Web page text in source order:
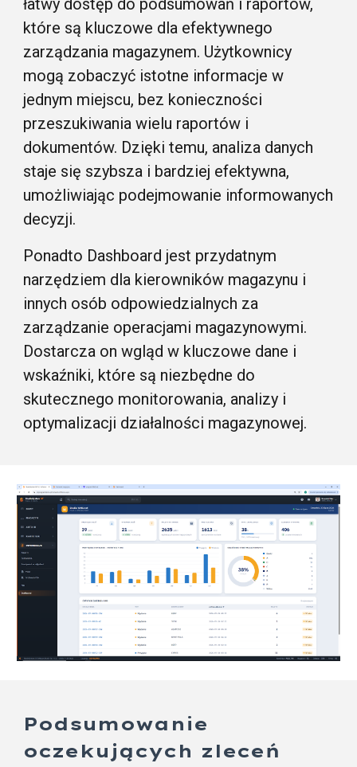
łatwy dostęp do podsumowań i raportów,
które są kluczowe dla efektywnego
zarządzania magazynem. Użytkownicy
mogą zobaczyć istotne informacje w
jednym miejscu, bez konieczności
przeszukiwania wielu raportów i
dokumentów. Dzięki temu, analiza danych
staje się szybsza i bardziej efektywna,
umożliwiając podejmowanie informowanych
decyzji.
Ponadto Dashboard jest przydatnym
narzędziem dla kierowników magazynu i
innych osób odpowiedzialnych za
zarządzanie operacjami magazynowymi.
Dostarcza on wgląd w kluczowe dane i
wskaźniki, które są niezbędne do
skutecznego monitorowania, analizy i
optymalizacji działalności magazynowej.
Podsumowanie
oczekujących zleceń